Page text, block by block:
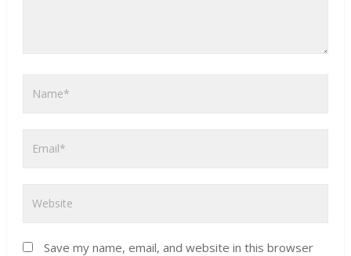
Save my name, email, and website in this browser